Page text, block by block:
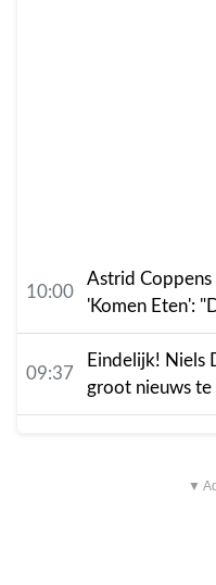
10:00
Astrid
'Komen Eten':
09:37
Eindelijk! Niels
groot nieuws te
▼